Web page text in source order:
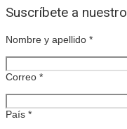
Suscríbete a
Nombre y apellido *
Correo *
País *